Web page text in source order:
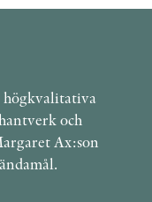
högkvalitativa
och
Ax:son